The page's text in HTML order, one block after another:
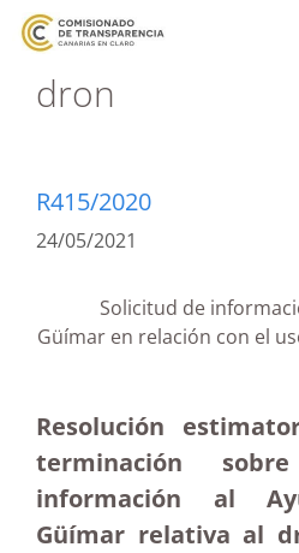
dron
R415/2020
24/05/2021
Solicitud de
Güímar en relación con el
Resolución
terminación
información al
Güímar relativa al